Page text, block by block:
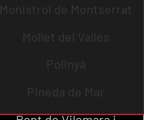
Monistrol de Montserrat
Mollet del Vallès
Polinyà
Pineda de Mar